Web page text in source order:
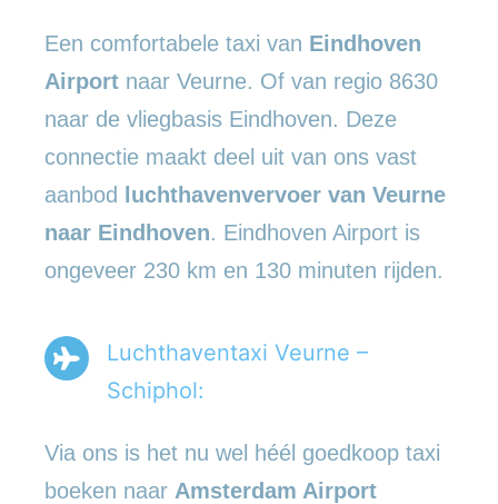
Een comfortabele taxi van Eindhoven
Airport naar Veurne. Of van regio 8630
naar de vliegbasis Eindhoven. Deze
connectie maakt deel uit van ons vast
aanbod
luchthavenvervoer van Veurne
naar Eindhoven. Eindhoven Airport is
ongeveer 230 km en 130 minuten rijden.
Luchthaventaxi Veurne –
Schiphol:
Via ons is het nu wel héél goedkoop taxi
boeken naar Amsterdam Airport